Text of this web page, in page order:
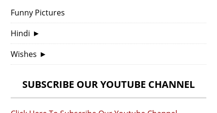
Funny Pictures
Hindi ►
Wishes ►
SUBSCRIBE OUR YOUTUBE CHANNEL